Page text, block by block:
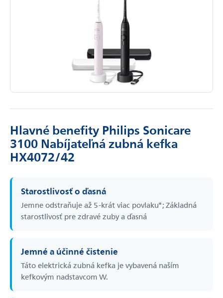
Hlavné benefity Philips Sonicare
3100 Nabíjateľná zubná kefka
HX4072/42
Starostlivosť o ďasná
Jemne odstraňuje až 5-­krát viac povlaku*; Základná
starostlivosť pre zdravé zuby a ďasná
Jemné a účinné čistenie
Táto elektrická zubná kefka je vybavená naším
kefkovým nadstavcom W.